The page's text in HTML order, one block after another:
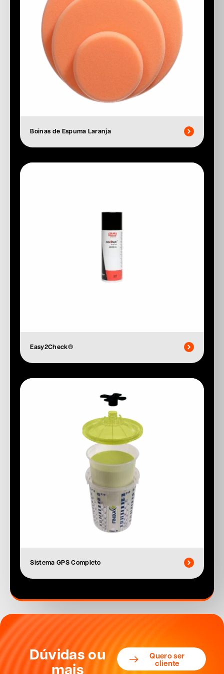
Boinas de Espuma Laranja
Easy2Check®
Sistema GPS Completo
Dúvidas ou
mais
Quero ser
cliente